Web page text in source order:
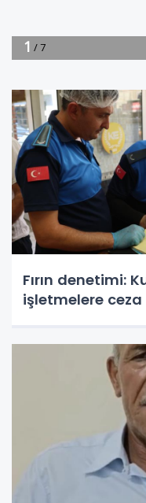
Fırın denetimi:
işletmelere ceza